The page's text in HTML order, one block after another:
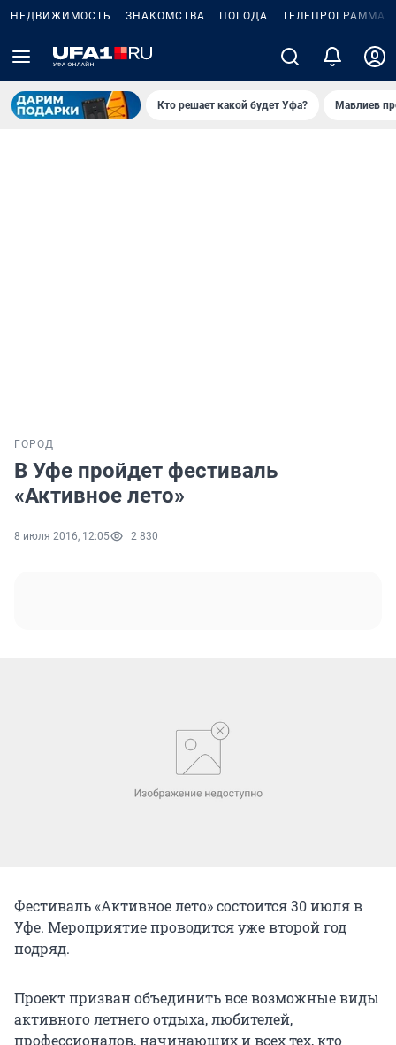
НЕДВИЖИМОСТЬ ЗНАКОМСТВА ПОГОДА ТЕЛЕПРОГРАММА
Кто решает какой будет Уфа? Мавлиев
ГОРОД
В Уфе пройдет фестиваль
«Активное лето»
8 июля 2016, 12:05 2 830
Фестиваль «Активное лето» состоится 30 июля в
Уфе. Мероприятие проводится уже второй год
подряд.
Проект призван объединить все возможные виды
активного летнего отдыха, любителей,
профессионалов, начинающих и всех тех, кто